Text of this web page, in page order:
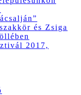
és Zsiga
2017,